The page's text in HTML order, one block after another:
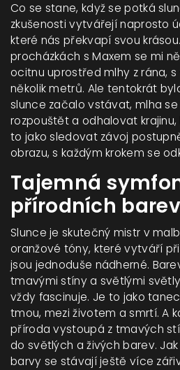
Co se stane, když se potká
zkušenosti vytvářejí naprosto
které nás překvapí svou
procházkách s Maxem se mi
ocitnu uprostřed mlhy z rána,
několik metrů. Ale tentokrát
slunce začalo vstávat, mlha
rozpouštět a odhalovat krajinu,
to jako sledovat závoj
obrazu, s každým krokem se
Tajemná
přírodních barev
Slunce je skutečný mistr v
oranžové tóny, které vytváří
jsou jednoduše nádherné.
tmavými stíny a světlými
vždy fascinuje. Je to jako
tmou, mezi životem a smrtí. A
příroda vystoupá z tmavých
do světlých a živých barev.
barvy se stávají ještě více